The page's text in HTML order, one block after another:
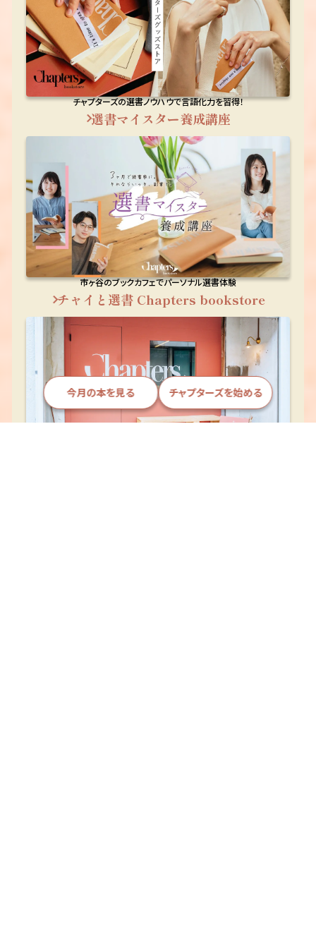
チャプターズの選書ノウハウで言語化力を習得！
選書マイスター養成講座
市ヶ谷のブックカフェでパーソナル選書体験
チャイと選書 Chapters bookstore
今月の本を見る チャプターズを始める